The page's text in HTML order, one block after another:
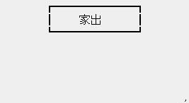
┏━━━━━━━┓
┃ 家出 ┃
┗━━━━━━━┛
_＿ ,. ´￣
, ´ _,.